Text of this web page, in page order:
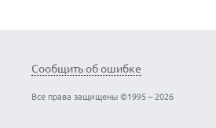
Сообщить об ошибке
Все права защищены ©1995 – 2026